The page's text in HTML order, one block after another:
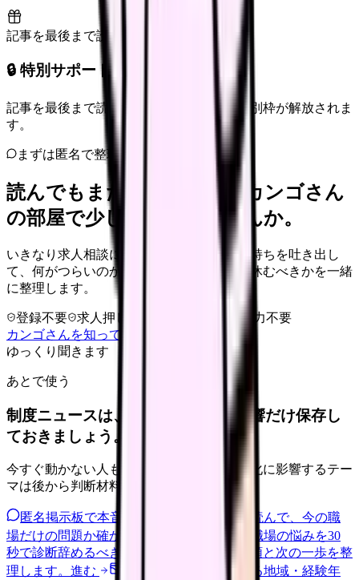
記事を最後まで読むと解放
🔒 特別サポート枠（未開放）
記事を最後まで読むと、転職サポートの特別枠が解放されま
す。
まずは匿名で整理
読んでもまだ苦しいなら、カンゴさん
の部屋で少し話してみませんか。
いきなり求人相談には進みません。今の気持ちを吐き出し
て、何がつらいのか、辞めるべきか、少し休むべきかを一緒
に整理します。
登録不要 求人押し売りなし
病院名は入力不要
カンゴさんを知ってから相談する
ゆっくり聞きます
あとで使う
制度ニュースは、自分の職場への影響だけ保存し
ておきましょう。
今すぐ動かない人も、給与・人員・安全文化に影響するテー
マは後から判断材料になります。
匿名掲示板で本音を見る
同じ悩みの声を読んで、今の職
場だけの問題か確かめられます。
進む
職場の悩みを30
秒で診断辞めるべきか迷う前に、悩みの種類と次の一歩を整
理します。 進む 給料コンパスで比較する地域・経験年